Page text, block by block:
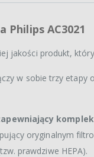
Philips AC3021
jakości produkt,
w sobie trzy
oryginalnym
prawdziwe HEPA).